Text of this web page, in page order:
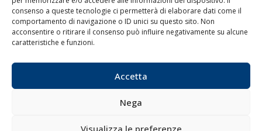
consenso a queste tecnologie ci permetterà di elaborare dati come il
comportamento di navigazione o ID unici su questo sito. Non
acconsentire o ritirare il consenso può influire negativamente su alcune
caratteristiche e funzioni.
Accetta
Nega
Visualizza le preferenze
Trasporti
Varie
Compagnie di Navigazione
Blue economy
Diporto
Chi siamo